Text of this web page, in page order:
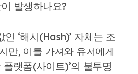
발생하나요?
인 ‘해시(Hash)’ 자체는 조
만, 이를 가져와 유저에게
플랫폼(사이트)’의 불투명